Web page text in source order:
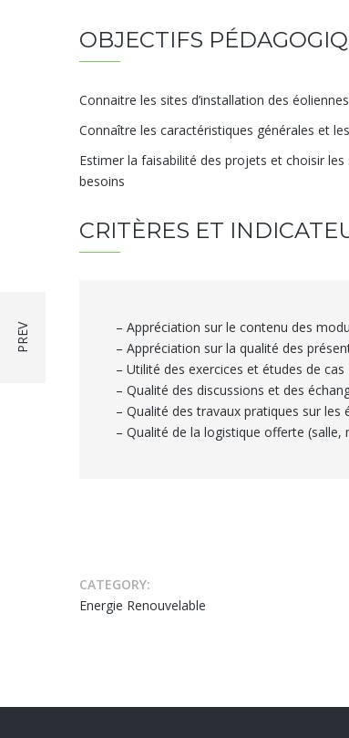
OBJECTIFS
Connaitre les sites d’installation des
Connaître les caractéristiques générales et
Estimer la faisabilité des projets et choisir
besoins
CRITÈRES ET
– Appréciation sur le contenu des
– Appréciation sur la qualité des
– Utilité des exercices et études de cas
– Qualité des discussions et des
– Qualité des travaux pratiques sur les
– Qualité de la logistique offerte
CATEGORY:
Energie Renouvelable